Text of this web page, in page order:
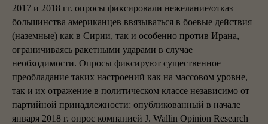
2017 и 2018 гг. опросы фиксировали нежелание/отказ
большинства американцев ввязываться в боевые действия
(наземные) как в Сирии, так и особенно против Ирана,
ограничиваясь ракетными ударами в случае
необходимости. Опросы фиксируют существенное
преобладание таких настроений как на массовом уровне,
так и их отражение в политическом классе независимо от
партийной принадлежности: опубликованный в начале
января 2018 г. опрос компанией J. Wallin Opinion Research